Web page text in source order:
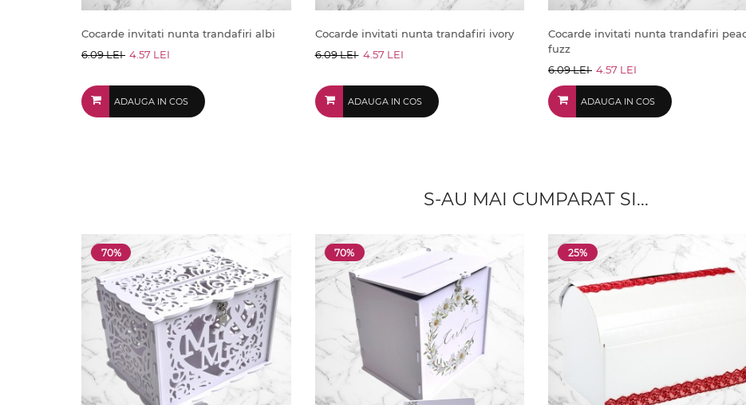
Cocarde invitati nunta trandafiri albi
6.09 LEI 4.57 LEI
ADAUGA IN COS
Cocarde invitati nunta trandafiri ivory
6.09 LEI 4.57 LEI
ADAUGA IN COS
Cocarde invitati nunta trandafiri
fuzz
6.09 LEI 4.57 LEI
ADAUGA IN COS
S-AU MAI CUMPARAT SI...
70% 70% 25%